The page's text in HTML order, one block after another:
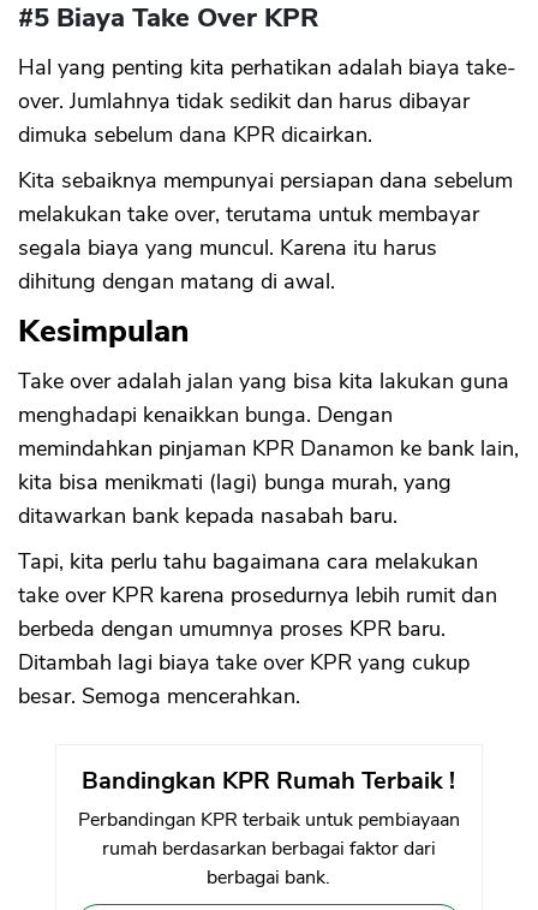
#5 Biaya Take Over KPR
Hal yang penting kita perhatikan adalah biaya take-
over. Jumlahnya tidak sedikit dan harus dibayar
dimuka sebelum dana KPR dicairkan.
Kita sebaiknya mempunyai persiapan dana sebelum
melakukan take over, terutama untuk membayar
segala biaya yang muncul. Karena itu harus
dihitung dengan matang di awal.
Kesimpulan
Take over adalah jalan yang bisa kita lakukan guna
menghadapi kenaikkan bunga. Dengan
memindahkan pinjaman KPR Danamon ke bank lain,
kita bisa menikmati (lagi) bunga murah, yang
ditawarkan bank kepada nasabah baru.
Tapi, kita perlu tahu bagaimana cara melakukan
take over KPR karena prosedurnya lebih rumit dan
berbeda dengan umumnya proses KPR baru.
Ditambah lagi biaya take over KPR yang cukup
besar. Semoga mencerahkan.
Bandingkan KPR Rumah Terbaik !
Perbandingan KPR terbaik untuk pembiayaan
rumah berdasarkan berbagai faktor dari
berbagai bank.